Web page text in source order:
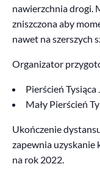
nawierzchnia drogi.
zniszczona aby
nawet na szerszych
Organizator
Pierścień
Mały Pierścień
Ukończenie
zapewnia uzyskanie
na rok 2022.